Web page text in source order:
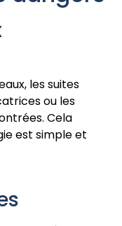
les suites
ou les
Cela
est simple et